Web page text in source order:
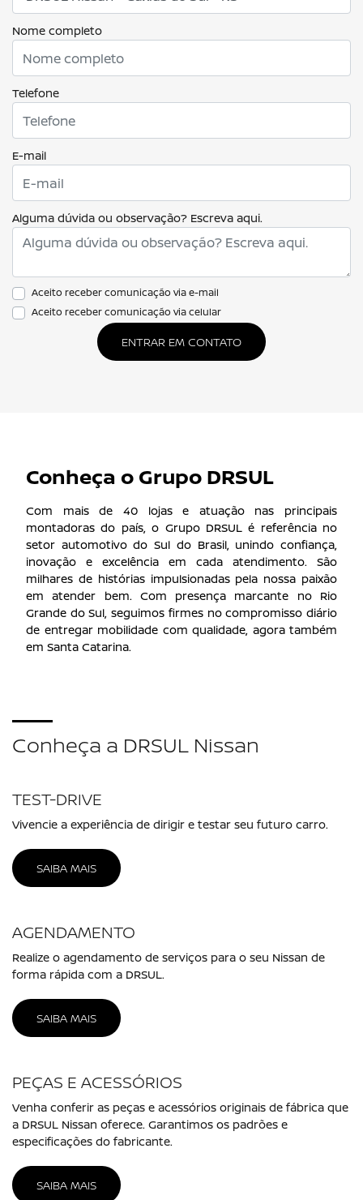
Nome completo
Telefone
E-mail
Alguma dúvida ou observação? Escreva aqui.
Aceito receber comunicação via e-mail
Aceito receber comunicação via celular
ENTRAR EM CONTATO
Conheça o Grupo DRSUL
Com mais de 40 lojas e atuação nas principais
montadoras do país, o Grupo DRSUL é referência no
setor automotivo do Sul do Brasil, unindo confiança,
inovação e excelência em cada atendimento. São
milhares de histórias impulsionadas pela nossa paixão
em atender bem. Com presença marcante no Rio
Grande do Sul, seguimos firmes no compromisso diário
de entregar mobilidade com qualidade, agora também
em Santa Catarina.
Conheça a DRSUL Nissan
TEST-DRIVE
Vivencie a experiência de dirigir e testar seu futuro carro.
SAIBA MAIS
AGENDAMENTO
Realize o agendamento de serviços para o seu Nissan de
forma rápida com a DRSUL.
SAIBA MAIS
PEÇAS E ACESSÓRIOS
Venha conferir as peças e acessórios originais de fábrica que
a DRSUL Nissan oferece. Garantimos os padrões e
especificações do fabricante.
SAIBA MAIS